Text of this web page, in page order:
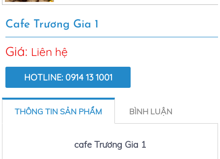
Cafe Trương Gia 1
Giá: Liên hệ
HOTLINE: 0914 13 1001
THÔNG TIN SẢN PHẨM BÌNH LUẬN
cafe Trương Gia 1